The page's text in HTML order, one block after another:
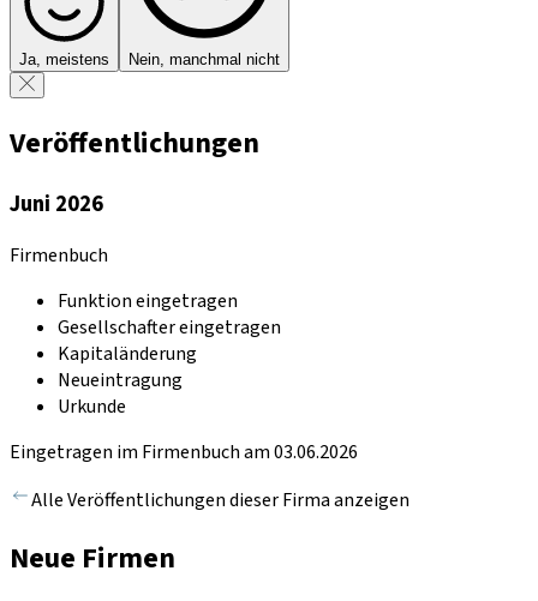
Ja, meistens Nein, manchmal nicht
Veröffentlichungen
Juni 2026
Firmenbuch
Funktion eingetragen
Gesellschafter eingetragen
Kapitaländerung
Neueintragung
Urkunde
Eingetragen im Firmenbuch am 03.06.2026
Alle Veröffentlichungen dieser Firma anzeigen
Neue Firmen